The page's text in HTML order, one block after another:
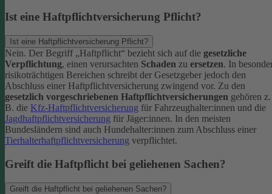
Ist eine Haftpflichtversicherung Pflicht?
Ist eine Haftpflichtversicherung Pflicht?
Nein. Der Begriff „Haftpflicht“ bezieht sich auf die gesetzliche
Verpflichtung, einen verursachten Schaden zu ersetzen. In
risikoträchtigen Bereichen schreibt der Gesetzgeber jedoch den
Abschluss einer Haftpflichtversicherung zwingend vor. Zu den
gesetzlich vorgeschriebenen Haftpflichtversicherungen gehören z.
B. die Kfz-Haftpflichtversicherung für Fahrzeughalter:innen und die
Jagdhaftpflichtversicherung für Jäger:innen. In den meisten
Bundesländern sind auch Hundehalter:innen zum Abschluss einer
Tierhalterhaftpflichtversicherung verpflichtet.
Greift die Haftpflicht bei geliehenen Sachen?
Greift die Haftpflicht bei geliehenen Sachen?